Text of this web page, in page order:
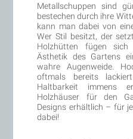
Metallschuppen sind
bestechen durch ihre
kann man dabei von
Wer Stil besitzt, der
Holzhütten fügen
Ästhetik des Gartens
wahre Augenweide.
oftmals bereits
Haltbarkeit immens
Holzhäuser für den
Designs erhältlich – für
dabei!